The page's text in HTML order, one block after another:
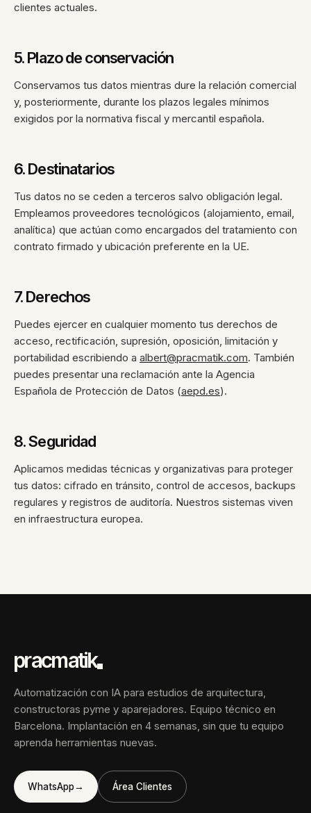
clientes actuales.
5. Plazo de conservación
Conservamos tus datos mientras dure la relación comercial
y, posteriormente, durante los plazos legales mínimos
exigidos por la normativa fiscal y mercantil española.
6. Destinatarios
Tus datos no se ceden a terceros salvo obligación legal.
Empleamos proveedores tecnológicos (alojamiento, email,
analítica) que actúan como encargados del tratamiento con
contrato firmado y ubicación preferente en la UE.
7. Derechos
Puedes ejercer en cualquier momento tus derechos de
acceso, rectificación, supresión, oposición, limitación y
portabilidad escribiendo a albert@pracmatik.com. También
puedes presentar una reclamación ante la Agencia
Española de Protección de Datos (aepd.es).
8. Seguridad
Aplicamos medidas técnicas y organizativas para proteger
tus datos: cifrado en tránsito, control de accesos, backups
regulares y registros de auditoría. Nuestros sistemas viven
en infraestructura europea.
pracmatik
Automatización con IA para estudios de arquitectura,
constructoras pyme y aparejadores. Equipo técnico en
Barcelona. Implantación en 4 semanas, sin que tu equipo
aprenda herramientas nuevas.
WhatsApp→ Área Clientes